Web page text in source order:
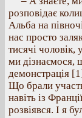
розповідає
Альба на
нас просто
тисячі чоловік,
ми дізнаємося,
демонстрація
Що брали
навіть із
розвіявся. І я